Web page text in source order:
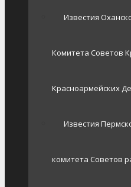
Известия
Комитета Советов
Красноармейских
Известия
комитета Советов